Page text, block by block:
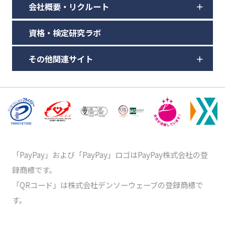
会社概要・リクルート
資格・検定研究ラボ
その他関連サイト
「PayPay」および「PayPay」ロゴはPayPay株式会社の登
録商標です。
「QRコード」は株式会社デンソーウェーブの登録商標で
す。